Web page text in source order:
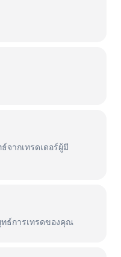
จากเทรดเดอร์ผู้มี
ธ์การเทรดของคุณ